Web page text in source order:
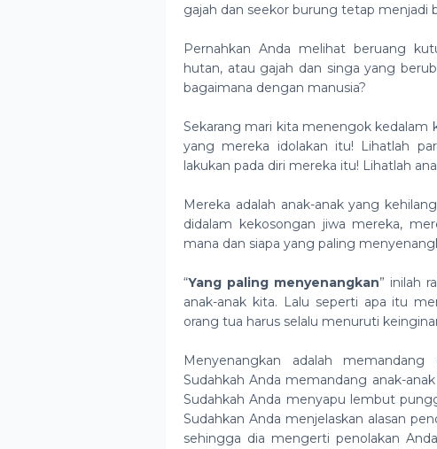
gajah dan seekor burung tetap menjadi
Pernahkan Anda melihat beruang
hutan, atau gajah dan singa yang
bagaimana dengan manusia?
Sekarang mari kita menengok kedalam
yang mereka idolakan itu! Lihatlah
lakukan pada diri mereka itu! Lihatlah
Mereka adalah anak-anak yang
didalam kekosongan jiwa mereka,
mana dan siapa yang paling
“Yang paling menyenangkan” inilah
anak-anak kita. Lalu seperti apa itu
orang tua harus selalu menuruti
Menyenangkan adalah
Sudahkah Anda memandang anak-
Sudahkah Anda menyapu lembut
Sudahkan Anda menjelaskan alasan
sehingga dia mengerti penolakan